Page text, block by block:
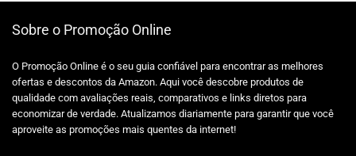
Sobre o Promoção Online
O Promoção Online é o seu guia confiável para encontrar as melhores
ofertas e descontos da Amazon. Aqui você descobre produtos de
qualidade com avaliações reais, comparativos e links diretos para
economizar de verdade. Atualizamos diariamente para garantir que você
aproveite as promoções mais quentes da internet!